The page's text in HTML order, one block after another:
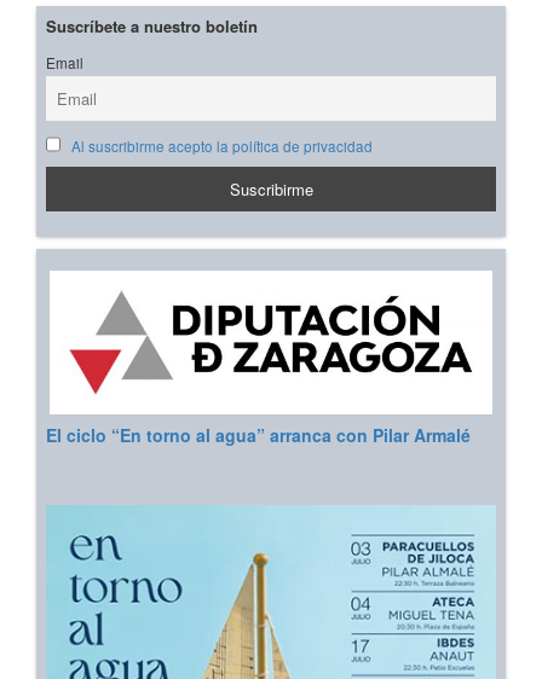
Suscríbete a nuestro boletín
Email
Al suscribirme acepto la política de privacidad
El ciclo “En torno al agua” arranca con Pilar Armalé